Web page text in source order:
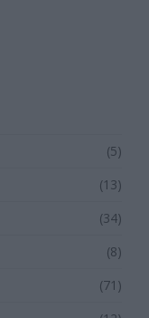
(5)
(13)
(34)
(8)
(71)